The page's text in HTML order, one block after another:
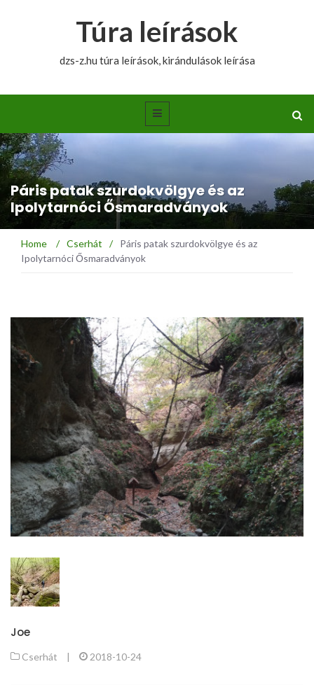
Túra leírások
dzs-z.hu túra leírások, kirándulások leírása
Páris patak szurdokvölgye és az
Ipolytarnóci Ősmaradványok
Home / Cserhát /
Páris patak szurdokvölgye és az
Ipolytarnóci Ősmaradványok
Joe
Cserhát 2018-10-24